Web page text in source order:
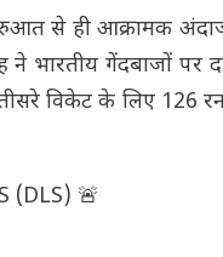
से ही आक्रामक
भारतीय गेंदबाजों पर
विकेट के लिए
(DLS) 🚨